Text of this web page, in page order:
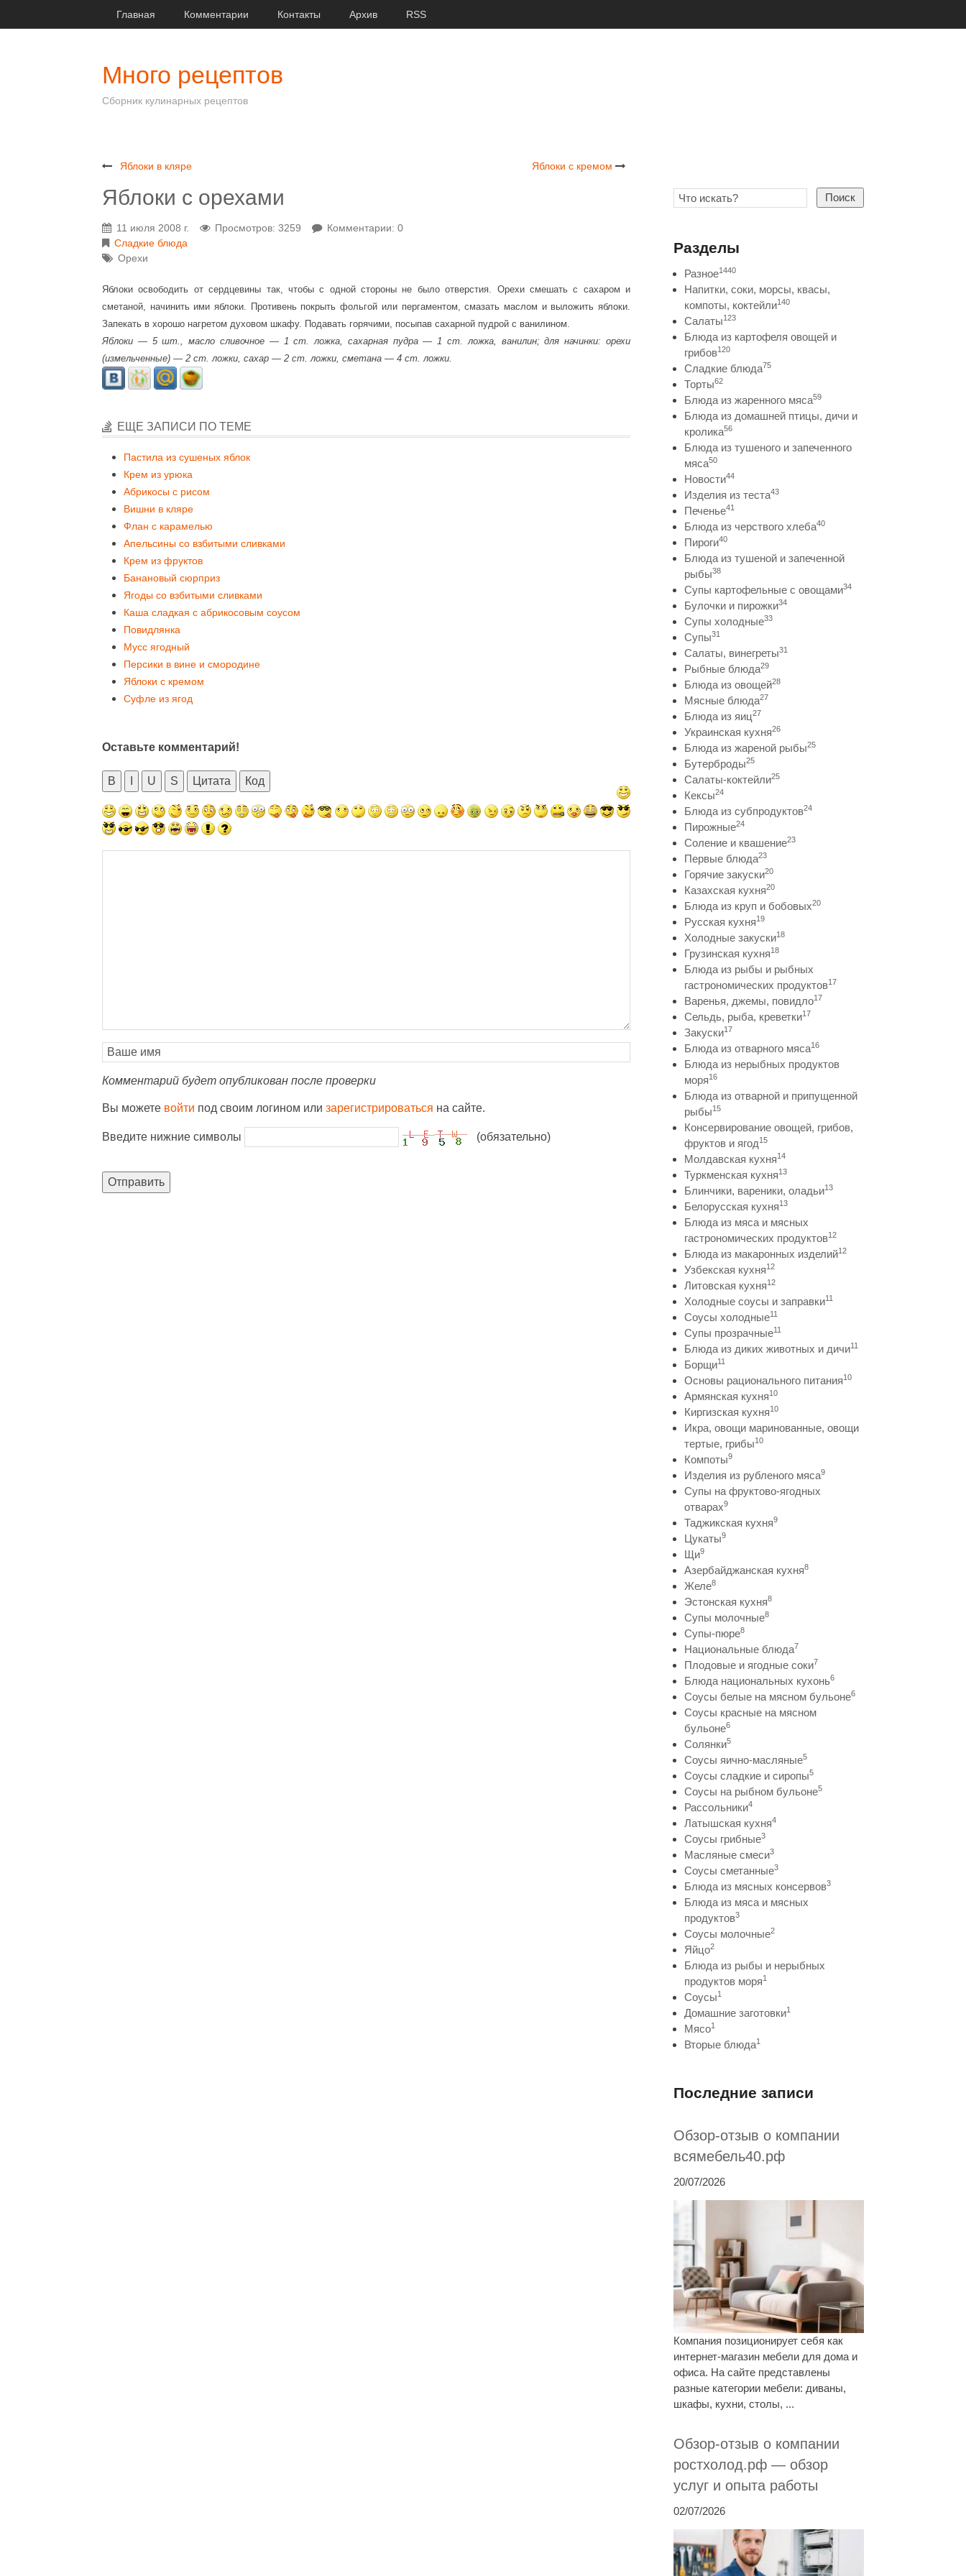
Главная Комментарии Контакты Архив RSS
Много рецептов
Сборник кулинарных рецептов
Яблоки в кляре Яблоки с кремом
Яблоки с орехами
11 июля 2008 г. Просмотров: 3259
Комментарии: 0
Сладкие блюда
Орехи
Яблоки освободить от сердцевины так, чтобы с одной стороны не было отверстия. Орехи смешать с сахаром и
сметаной, начинить ими яблоки. Противень покрыть фольгой или пергаментом, смазать маслом и выложить яблоки.
Запекать в хорошо нагретом духовом шкафу. Подавать горячими, посыпав сахарной пудрой с ванилином.
Яблоки — 5 шт., масло сливочное — 1 ст. ложка, сахарная пудра — 1 ст. ложка, ванилин; для начинки: орехи
(измельченные) — 2 ст. ложки, сахар — 2 ст. ложки, сметана — 4 ст. ложки.
ЕЩЕ ЗАПИСИ ПО ТЕМЕ
Пастила из сушеных яблок
Крем из урюка
Абрикосы с рисом
Вишни в кляре
Флан с карамелью
Апельсины со взбитыми сливками
Крем из фруктов
Банановый сюрприз
Ягоды со взбитыми сливками
Каша сладкая с абрикосовым соусом
Повидлянка
Мусс ягодный
Персики в вине и смородине
Яблоки с кремом
Суфле из ягод
Оставьте комментарий!
B U S Цитата Код
Комментарий будет опубликован после проверки
Вы можете войти под своим логином или зарегистрироваться на сайте.
Введите нижние символы (обязательно)
Отправить
Поиск
Разделы
Разное1440
Напитки, соки, морсы, квасы,
компоты, коктейли140
Салаты123
Блюда из картофеля овощей и
грибов120
Сладкие блюда75
Торты62
Блюда из жаренного мяса59
Блюда из домашней птицы, дичи и
кролика56
Блюда из тушеного и запеченного
мяса50
Новости44
Изделия из теста43
Печенье41
Блюда из черствого хлеба40
Пироги40
Блюда из тушеной и запеченной
рыбы38
Супы картофельные с овощами34
Булочки и пирожки34
Супы холодные33
Супы31
Салаты, винегреты31
Рыбные блюда29
Блюда из овощей28
Мясные блюда27
Блюда из яиц27
Украинская кухня26
Блюда из жареной рыбы25
Бутерброды25
Салаты-коктейли25
Кексы24
Блюда из субпродуктов24
Пирожные24
Соление и квашение23
Первые блюда23
Горячие закуски20
Казахская кухня20
Блюда из круп и бобовых20
Русская кухня19
Холодные закуски18
Грузинская кухня18
Блюда из рыбы и рыбных
гастрономических продуктов17
Варенья, джемы, повидло17
Сельдь, рыба, креветки17
Закуски17
Блюда из отварного мяса16
Блюда из нерыбных продуктов
моря16
Блюда из отварной и припущенной
рыбы15
Консервирование овощей, грибов,
фруктов и ягод15
Молдавская кухня14
Туркменская кухня13
Блинчики, вареники, оладьи13
Белорусская кухня13
Блюда из мяса и мясных
гастрономических продуктов12
Блюда из макаронных изделий12
Узбекская кухня12
Литовская кухня12
Холодные соусы и заправки11
Соусы холодные11
Супы прозрачные11
Блюда из диких животных и дичи11
Борщи11
Основы рационального питания10
Армянская кухня10
Киргизская кухня10
Икра, овощи маринованные, овощи
тертые, грибы10
Компоты9
Изделия из рубленого мяса9
Супы на фруктово-ягодных
отварах9
Таджикская кухня9
Цукаты9
Щи9
Азербайджанская кухня8
Желе8
Эстонская кухня8
Супы молочные8
Супы-пюре8
Национальные блюда7
Плодовые и ягодные соки7
Блюда национальных кухонь6
Соусы белые на мясном бульоне6
Соусы красные на мясном
бульоне6
Солянки5
Соусы яично-масляные5
Соусы сладкие и сиропы5
Соусы на рыбном бульоне5
Рассольники4
Латышская кухня4
Соусы грибные3
Масляные смеси3
Соусы сметанные3
Блюда из мясных консервов3
Блюда из мяса и мясных
продуктов3
Соусы молочные2
Яйцо2
Блюда из рыбы и нерыбных
продуктов моря1
Соусы1
Домашние заготовки1
Мясо1
Вторые блюда1
Последние записи
Обзор-отзыв о компании
всямебель40.рф
20/07/2026
Компания позиционирует себя как
интернет-магазин мебели для дома и
офиса. На сайте представлены
разные категории мебели: диваны,
шкафы, кухни, столы, ...
Обзор-отзыв о компании
ростхолод.рф — обзор
услуг и опыта работы
02/07/2026